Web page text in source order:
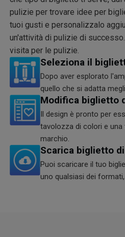
pulizie per trovare idee per
tuoi gusti e personalizzalo
un'attività di pulizie di
visita per le pulizie.
Seleziona il
Dopo aver esplorato
quello che si adatta
Modifica biglietto
Il design è pronto per
tavolozza di colori e
marchio.
Scarica biglietto
Puoi scaricare il tuo
uno qualsiasi dei formati,